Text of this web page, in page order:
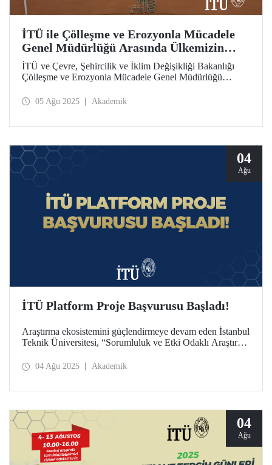
İTÜ ile Çölleşme ve Erozyonla Mücadele
Genel Müdürlüğü Arasında Ülkemizin
İklim Direncini Artıracak İş Birliği
İTÜ ve Çevre, Şehircilik ve İklim Değişikliği Bakanlığı
Çölleşme ve Erozyonla Mücadele Genel Müdürlüğü
Korunması ve Hidrometeorolojik Afetlere Karşı İş Birliği
05 Ağu 2025 Akademik
04
Ağu
İTÜ Platform Proje Başvurusu Başladı!
Araştırma ekosistemini güçlendirmeye devam eden İstanbul
Teknik Üniversitesi, “Sorumluluk ve Etki Odaklı Araştırma
ilk kez bu yıl başlattı. Başvuru, 1 Ağustos - 1 Ekim 2025
04 Ağu 2025 Akademik
04
Ağu